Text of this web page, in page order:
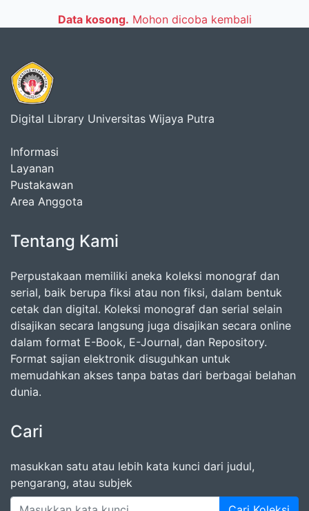
Data kosong. Mohon dicoba kembali
Digital Library Universitas Wijaya Putra
Informasi
Layanan
Pustakawan
Area Anggota
Tentang Kami
Perpustakaan memiliki aneka koleksi monograf dan
serial, baik berupa fiksi atau non fiksi, dalam bentuk
cetak dan digital. Koleksi monograf dan serial selain
disajikan secara langsung juga disajikan secara online
dalam format E-Book, E-Journal, dan Repository.
Format sajian elektronik disuguhkan untuk
memudahkan akses tanpa batas dari berbagai belahan
dunia.
Cari
masukkan satu atau lebih kata kunci dari judul,
pengarang, atau subjek